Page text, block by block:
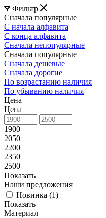
Фильтр
Сначала популярные
С начала алфавита
С конца алфавита
Сначала непопулярные
Сначала популярные
Сначала дешевые
Сначала дорогие
По возрастанию наличия
По убыванию наличия
Цена
Цена
1900
2050
2200
2350
2500
Показать
Наши предложения
Новинка (1)
Показать
Материал